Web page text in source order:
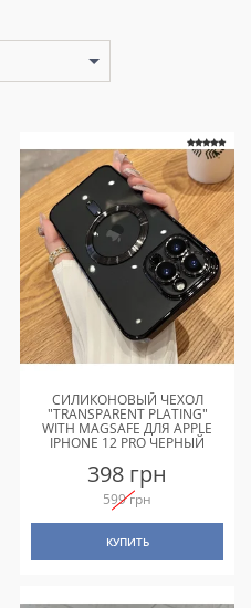
СИЛИКОНОВЫЙ ЧЕХОЛ
"TRANSPARENT PLATING"
WITH MAGSAFE ДЛЯ APPLE
IPHONE 12 PRO ЧЕРНЫЙ
398 грн
599 грн
КУПИТЬ